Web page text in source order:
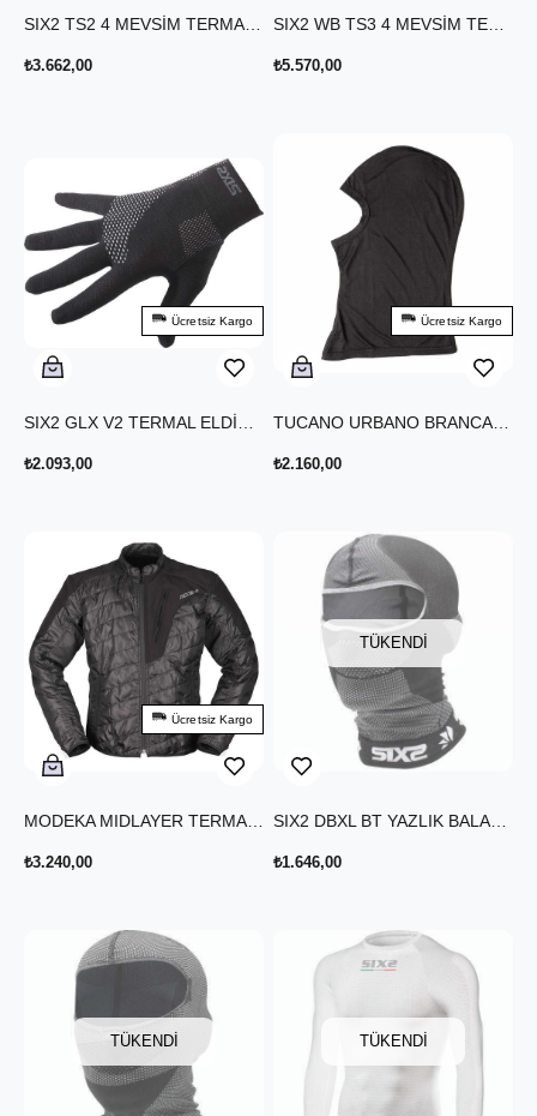
₺3.662,00 ₺5.570,00
₺2.093,00
Ücretsiz Kargo
₺2.160,00
Ücretsiz Kargo
₺3.240,00
Ücretsiz Kargo
TÜKENDI
₺1.646,00
TÜKENDI TÜKENDI